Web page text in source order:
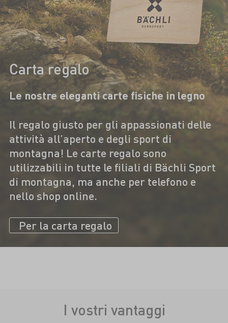
Carta regalo
Le nostre eleganti carte fisiche in legno
Il regalo giusto per gli appassionati delle
attività all’aperto e degli sport di
montagna! Le carte regalo sono
utilizzabili in tutte le filiali di Bächli Sport
di montagna, ma anche per telefono e
nello shop online.
Per la carta regalo
I vostri vantaggi